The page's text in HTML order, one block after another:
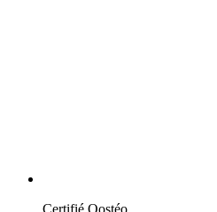
Certifié Oostéo